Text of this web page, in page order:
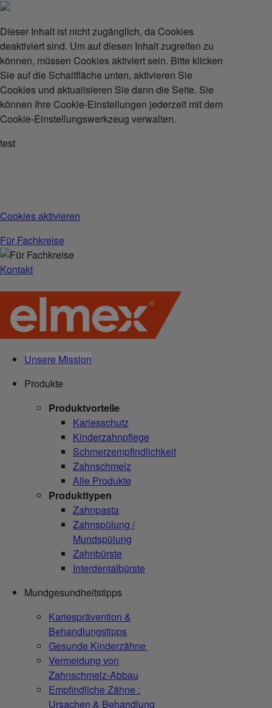
Dieser Inhalt ist nicht zugänglich, da Cookies
deaktiviert sind. Um auf diesen Inhalt zugreifen zu
können, müssen Cookies aktiviert sein. Bitte klicken
Sie auf die Schaltfläche unten, aktivieren Sie
Cookies und aktualisieren Sie dann die Seite. Sie
können Ihre Cookie-Einstellungen jederzeit mit dem
Cookie-Einstellungswerkzeug verwalten.
test
Cookies aktivieren
Für Fachkreise
Kontakt
Unsere Mission
Produkte
Produktvorteile
Kariesschutz
Kinderzahnpflege
Schmerzempfindlichkeit
Zahnschmelz
Alle Produkte
Produkttypen
Zahnpasta
Zahnspülung /
Mundspülung
Zahnbürste
Interdentalbürste
Mundgesundheitstipps
Kariesprävention &
Behandlungstipps
Gesunde Kinderzähne
Vermeidung von
Zahnschmelz-Abbau
Empfindliche Zähne :
Ursachen & Behandlung